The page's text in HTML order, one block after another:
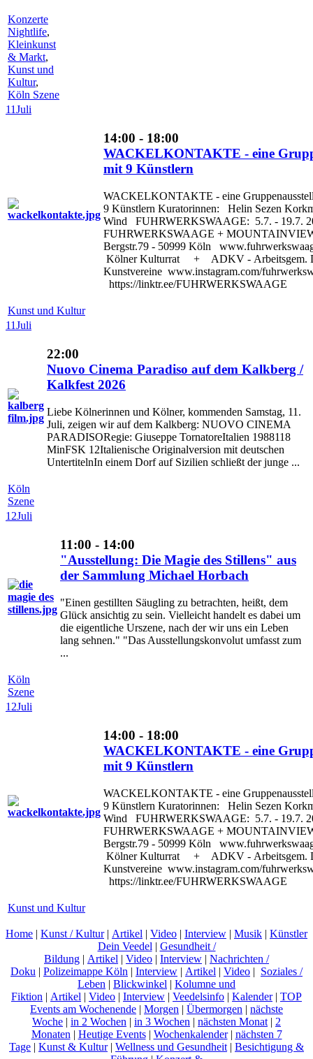
Konzerte
Nightlife,
Kleinkunst
& Markt,
Kunst und
Kultur,
Köln Szene
11Juli
14:00 - 18:00
WACKELKONTAKTE - eine
mit 9 Künstlern
WACKELKONTAKTE - eine
9 Künstlern Kuratorinnen: Helin Sezen
Wind FUHRWERKSWAAGE: 5.7. - 19.7.
FUHRWERKSWAAGE +
Bergstr.79 - 50999 Köln
Kölner Kulturrat + ADKV - Arbeitsgem.
Kunstvereine www.instagram.com/
https://linktr.ee/FUHRWERKSWAAGE
Kunst und Kultur
11Juli
22:00
Nuovo Cinema Paradiso auf dem Kalkberg /
Kalkfest 2026
Liebe Kölnerinnen und Kölner, kommenden Samstag, 11.
Juli, zeigen wir auf dem Kalkberg: NUOVO CINEMA
PARADISORegie: Giuseppe TornatoreItalien 1988118
MinFSK 12Italienische Originalversion mit deutschen
UntertitelnIn einem Dorf auf Sizilien schließt der junge ...
Köln
Szene
12Juli
11:00 - 14:00
"Ausstellung: Die Magie des Stillens" aus
der Sammlung Michael Horbach
"Einen gestillten Säugling zu betrachten, heißt, dem
Glück ansichtig zu sein. Vielleicht handelt es dabei um
die eigentliche Urszene, nach der wir uns ein Leben
lang sehnen." "Das Ausstellungskonvolut umfasst zum
...
Köln
Szene
12Juli
14:00 - 18:00
WACKELKONTAKTE - eine
mit 9 Künstlern
WACKELKONTAKTE - eine
9 Künstlern Kuratorinnen: Helin Sezen
Wind FUHRWERKSWAAGE: 5.7. - 19.7.
FUHRWERKSWAAGE +
Bergstr.79 - 50999 Köln
Kölner Kulturrat + ADKV - Arbeitsgem.
Kunstvereine www.instagram.com/
https://linktr.ee/FUHRWERKSWAAGE
Kunst und Kultur
Home | Kunst / Kultur| Artikel | Video | Interview | Musik | Künstler
Dein Veedel | Gesundheit /
Bildung | Artikel | Video | Interview | Nachrichten /
Doku | Polizeimappe Köln | Interview | Artikel | Video | Soziales /
Leben | Blickwinkel | Kolumne und
Fiktion | Artikel | Video | Interview | Veedelsinfo | Kalender| TOP
Events am Wochenende | Morgen | Übermorgen | nächste
Woche | in 2 Wochen | in 3 Wochen | nächsten Monat | 2
Monaten | Heutige Events| Wochenkalender| nächsten 7
Tage | Kunst & Kultur| Wellness und Gesundheit | Besichtigung &